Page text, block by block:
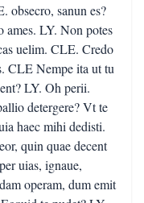
obsecro, sanun es?
ames. LY. Non potes
uelim. CLE. Credo
CLE Nempe ita ut tu
LY. Oh perii.
detergere? Vt te
haec mihi dedisti.
quin quae decent
uias, ignaue,
operam, dum emit